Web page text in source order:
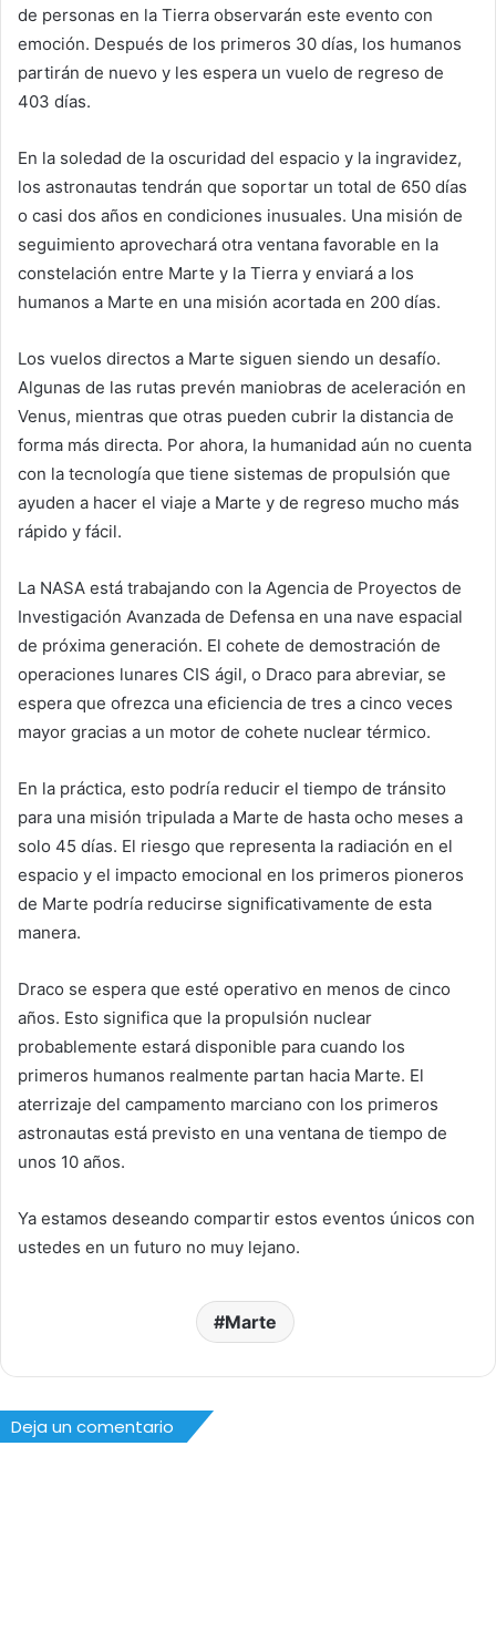
de personas en la Tierra observarán este evento con
emoción. Después de los primeros 30 días, los humanos
partirán de nuevo y les espera un vuelo de regreso de
403 días.
En la soledad de la oscuridad del espacio y la ingravidez,
los astronautas tendrán que soportar un total de 650 días
o casi dos años en condiciones inusuales. Una misión de
seguimiento aprovechará otra ventana favorable en la
constelación entre Marte y la Tierra y enviará a los
humanos a Marte en una misión acortada en 200 días.
Los vuelos directos a Marte siguen siendo un desafío.
Algunas de las rutas prevén maniobras de aceleración en
Venus, mientras que otras pueden cubrir la distancia de
forma más directa. Por ahora, la humanidad aún no cuenta
con la tecnología que tiene sistemas de propulsión que
ayuden a hacer el viaje a Marte y de regreso mucho más
rápido y fácil.
La NASA está trabajando con la Agencia de Proyectos de
Investigación Avanzada de Defensa en una nave espacial
de próxima generación. El cohete de demostración de
operaciones lunares CIS ágil, o Draco para abreviar, se
espera que ofrezca una eficiencia de tres a cinco veces
mayor gracias a un motor de cohete nuclear térmico.
En la práctica, esto podría reducir el tiempo de tránsito
para una misión tripulada a Marte de hasta ocho meses a
solo 45 días. El riesgo que representa la radiación en el
espacio y el impacto emocional en los primeros pioneros
de Marte podría reducirse significativamente de esta
manera.
Draco se espera que esté operativo en menos de cinco
años. Esto significa que la propulsión nuclear
probablemente estará disponible para cuando los
primeros humanos realmente partan hacia Marte. El
aterrizaje del campamento marciano con los primeros
astronautas está previsto en una ventana de tiempo de
unos 10 años.
Ya estamos deseando compartir estos eventos únicos con
ustedes en un futuro no muy lejano.
Marte
Deja un comentario